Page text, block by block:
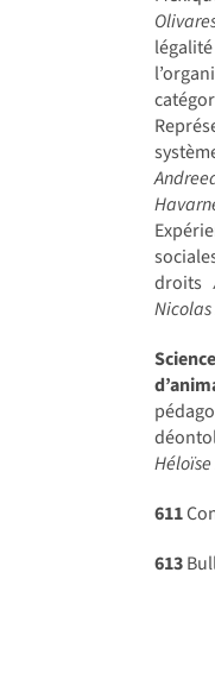
droits
Héloïse
611
613